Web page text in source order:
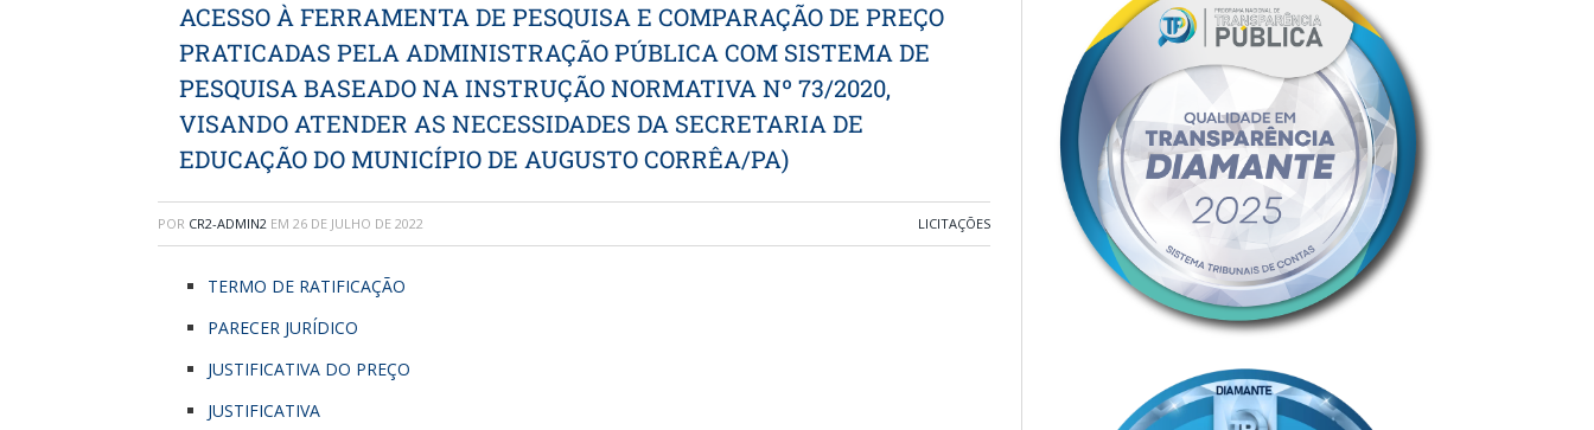
ACESSO À FERRAMENTA DE PESQUISA E COMPARAÇÃO DE PREÇO
PRATICADAS PELA ADMINISTRAÇÃO PÚBLICA COM SISTEMA DE
PESQUISA BASEADO NA INSTRUÇÃO NORMATIVA Nº 73/2020,
VISANDO ATENDER AS NECESSIDADES DA SECRETARIA DE
EDUCAÇÃO DO MUNICÍPIO DE AUGUSTO CORRÊA/PA)
POR CR2-ADMIN2 EM 26 DE JULHO DE 2022 LICITAÇÕES
TERMO DE RATIFICAÇÃO
PARECER JURÍDICO
JUSTIFICATIVA DO PREÇO
JUSTIFICATIVA